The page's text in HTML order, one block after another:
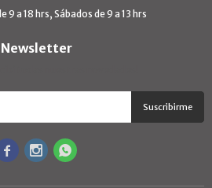
9 a 18 hrs, Sábados de 9 a 13 hrs
Newsletter
Suscribirme
  